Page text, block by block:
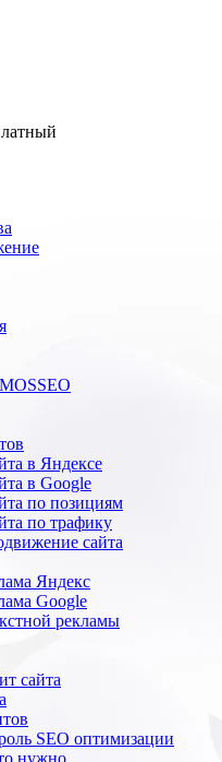
в Яндексе
в Google
по позициям
по трафику
сайта
Яндекс
Google
рекламы
сайта
SEO оптимизации
нужно